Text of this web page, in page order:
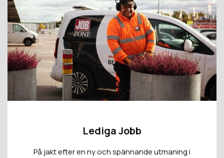
Lediga Jobb
På jakt efter en ny och spännande utmaning i